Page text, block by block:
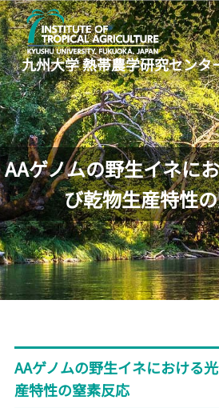
九州大学熱帯農学研究センタ
AAゲノムの野生イネに
び乾物生産特性
AAゲノムの野生イネにおける
産特性の窒素反応